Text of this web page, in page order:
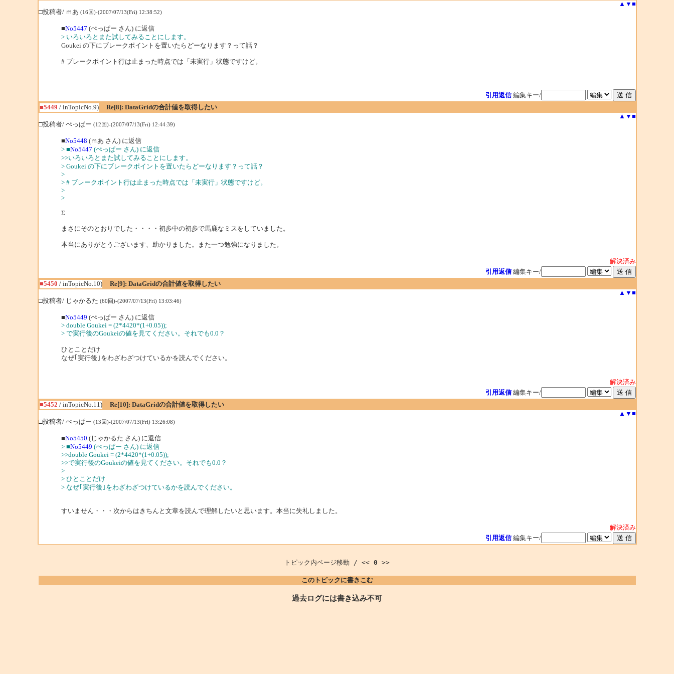
▲ ▼ ■
□投稿者/ ｍあ (16回)-(2007/07/13(Fri) 12:38:52)
■No5447 (ぺっぱー さん) に返信
> いろいろとまた試してみることにします。
Goukei の下にブレークポイントを置いたらどーなります？って話？
# ブレークポイント行は止まった時点では「未実行」状態ですけど。
引用返信 編集キー/
■5449 / inTopicNo.9)
Re[8]: DataGridの合計値を取得したい
▲ ▼ ■
□投稿者/ ぺっぱー (12回)-(2007/07/13(Fri) 12:44:39)
■No5448 (ｍあ さん) に返信
> ■No5447 (ぺっぱー さん) に返信
>>いろいろとまた試してみることにします。
> Goukei の下にブレークポイントを置いたらどーなります？って話？
>
> # ブレークポイント行は止まった時点では「未実行」状態ですけど。
>
>
Σ
まさにそのとおりでした・・・・初歩中の初歩で馬鹿なミスをしていました。
本当にありがとうございます、助かりました。また一つ勉強になりました。
解決済み
引用返信 編集キー/
■5450 / inTopicNo.10)
Re[9]: DataGridの合計値を取得したい
▲ ▼ ■
□投稿者/ じゃかるた (60回)-(2007/07/13(Fri) 13:03:46)
■No5449 (ぺっぱー さん) に返信
> double Goukei = (2*4420*(1+0.05));
> で実行後のGoukeiの値を見てください。それでも0.0？
ひとことだけ
なぜ｢実行後｣をわざわざつけているかを読んでください。
解決済み
引用返信 編集キー/
■5452 / inTopicNo.11)
Re[10]: DataGridの合計値を取得したい
▲ ▼ ■
□投稿者/ ぺっぱー (13回)-(2007/07/13(Fri) 13:26:08)
■No5450 (じゃかるた さん) に返信
> ■No5449 (ぺっぱー さん) に返信
>>double Goukei = (2*4420*(1+0.05));
>>で実行後のGoukeiの値を見てください。それでも0.0？
>
> ひとことだけ
> なぜ｢実行後｣をわざわざつけているかを読んでください。
すいません・・・次からはきちんと文章を読んで理解したいと思います。本当に失礼しました。
解決済み
引用返信 編集キー/
トピック内ページ移動 / << 0 >>
このトピックに書きこむ
過去ログには書き込み不可